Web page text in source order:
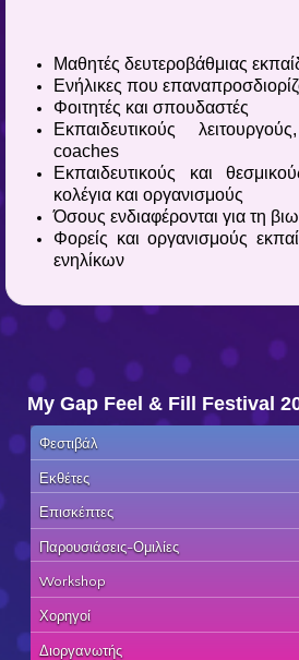
Μαθητές δευτεροβάθμιας
Ενήλικες που
Φοιτητές και σπουδαστές
Εκπαιδευτικούς
coaches
Εκπαιδευτικούς και
κολέγια και οργανισμούς
Όσους ενδιαφέρονται για τη
Φορείς και οργανισμούς
ενηλίκων
My Gap Feel & Fill Festival
Φεστιβάλ
Εκθέτες
Επισκέπτες
Παρουσιάσεις-Ομιλίες
Workshop
Χορηγοί
Διοργανωτής